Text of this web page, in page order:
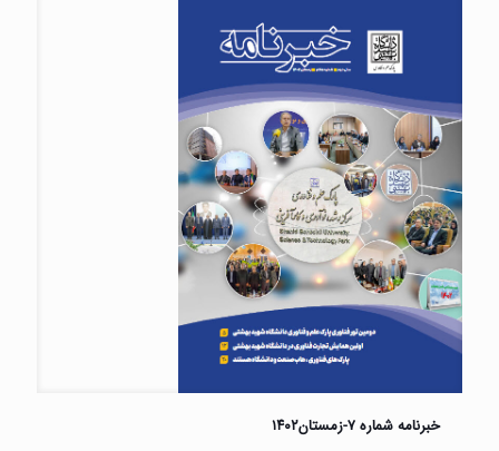
خبرنامه شماره ۷-زمستان۱۴۰۲